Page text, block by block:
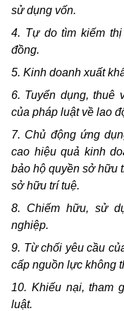
sử dụng vốn.
4. Tự do tìm kiếm
đồng.
5. Kinh doanh xuất
6. Tuyển dụng, thuê
của pháp luật về lao
7. Chủ động ứng
cao hiệu quả kinh
bảo hộ quyền sở hữu
sở hữu trí tuệ.
8. Chiếm hữu, sử
nghiệp.
9. Từ chối yêu cầu
cấp nguồn lực không
10. Khiếu nại, tham
luật.